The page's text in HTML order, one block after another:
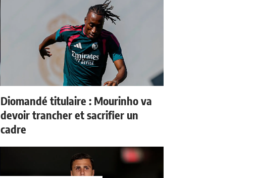
Diomandé titulaire : Mourinho va
devoir trancher et sacrifier un
cadre